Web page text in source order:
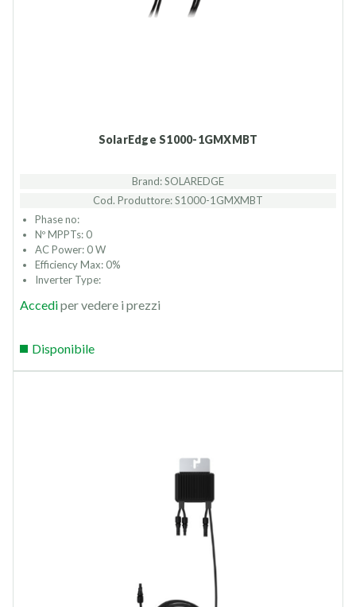
SolarEdge S1000-1GMXMBT
Brand: SOLAREDGE
Cod. Produttore: S1000-1GMXMBT
Phase no:
Nº MPPTs: 0
AC Power: 0 W
Efficiency Max: 0%
Inverter Type:
Accediper vedere i prezzi
Disponibile